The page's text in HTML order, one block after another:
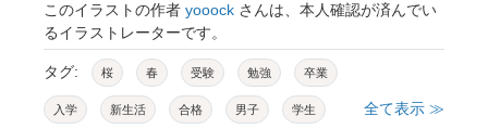
このイラストの作者 yooock さんは、本人確認が済んでい
るイラストレーターです。
タグ: 桜 春 受験 勉強 卒業
入学 新生活 合格 男子 学生 全て表示 ≫